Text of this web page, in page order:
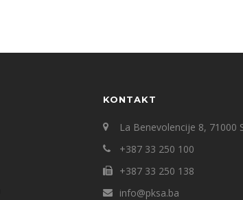
KONTAKT
La Benevolencije 8, 71000
+387 33 250 100
+387 33 250 138
info@pksa.ba